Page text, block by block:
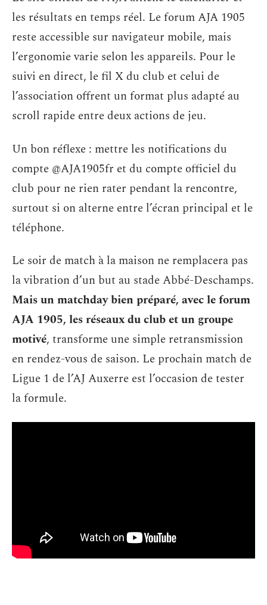
les résultats en temps réel. Le forum AJA 1905
reste accessible sur navigateur mobile, mais
l’ergonomie varie selon les appareils. Pour le
suivi en direct, le fil X du club et celui de
l’association offrent un format plus adapté au
scroll rapide entre deux actions de jeu.
Un bon réflexe : mettre les notifications du
compte @AJA1905fr et du compte officiel du
club pour ne rien rater pendant la rencontre,
surtout si on alterne entre l’écran principal et le
téléphone.
Le soir de match à la maison ne remplacera pas
la vibration d’un but au stade Abbé-Deschamps.
Mais un matchday bien préparé, avec le forum
AJA 1905, les réseaux du club et un groupe
motivé, transforme une simple retransmission
en rendez-vous de saison. Le prochain match de
Ligue 1 de l’AJ Auxerre est l’occasion de tester
la formule.